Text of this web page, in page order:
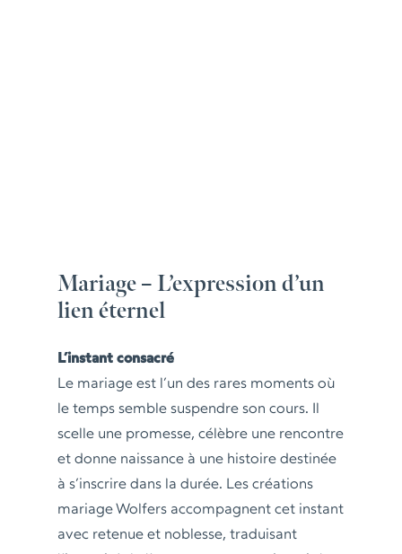
Mariage – L’expression d’un
lien éternel
L’instant consacré
Le mariage est l’un des rares moments où
le temps semble suspendre son cours. Il
scelle une promesse, célèbre une rencontre
et donne naissance à une histoire destinée
à s’inscrire dans la durée. Les créations
mariage Wolfers accompagnent cet instant
avec retenue et noblesse, traduisant